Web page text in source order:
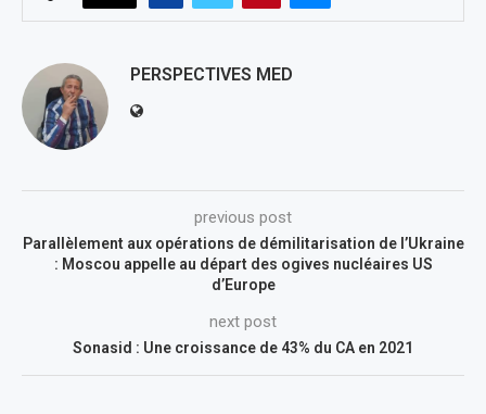
PERSPECTIVES MED
previous post
Parallèlement aux opérations de démilitarisation de l’Ukraine
: Moscou appelle au départ des ogives nucléaires US
d’Europe
next post
Sonasid : Une croissance de 43% du CA en 2021